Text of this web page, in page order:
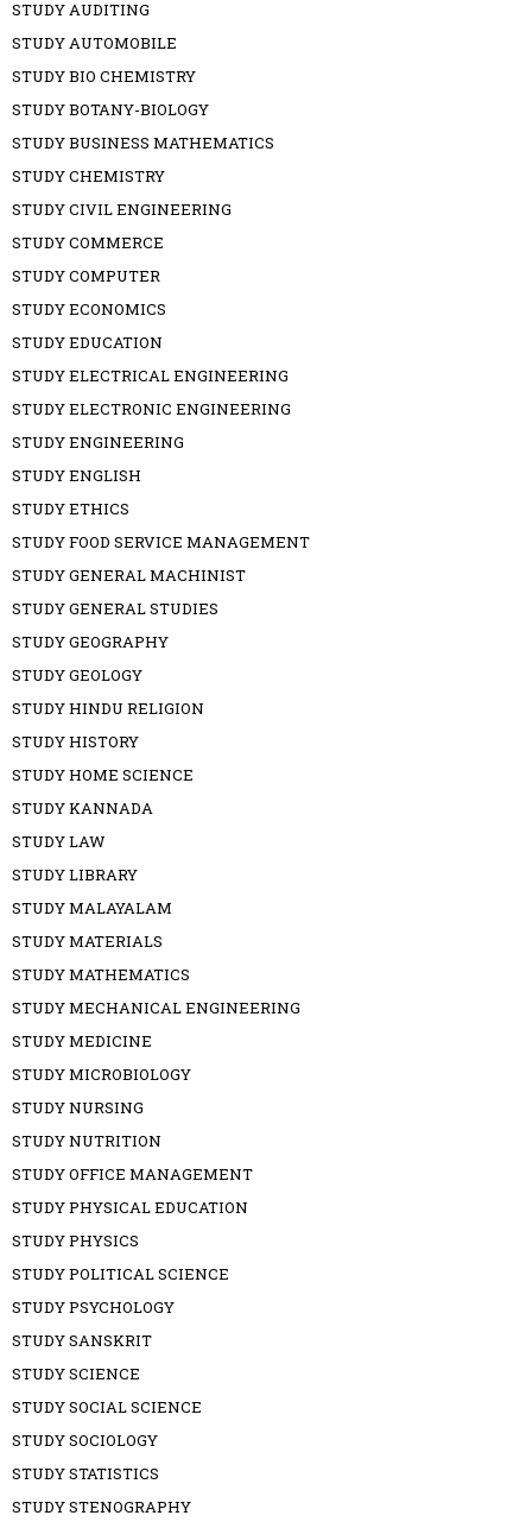
STUDY AUDITING
STUDY AUTOMOBILE
STUDY BIO CHEMISTRY
STUDY BOTANY-BIOLOGY
STUDY BUSINESS MATHEMATICS
STUDY CHEMISTRY
STUDY CIVIL ENGINEERING
STUDY COMMERCE
STUDY COMPUTER
STUDY ECONOMICS
STUDY EDUCATION
STUDY ELECTRICAL ENGINEERING
STUDY ELECTRONIC ENGINEERING
STUDY ENGINEERING
STUDY ENGLISH
STUDY ETHICS
STUDY FOOD SERVICE MANAGEMENT
STUDY GENERAL MACHINIST
STUDY GENERAL STUDIES
STUDY GEOGRAPHY
STUDY GEOLOGY
STUDY HINDU RELIGION
STUDY HISTORY
STUDY HOME SCIENCE
STUDY KANNADA
STUDY LAW
STUDY LIBRARY
STUDY MALAYALAM
STUDY MATERIALS
STUDY MATHEMATICS
STUDY MECHANICAL ENGINEERING
STUDY MEDICINE
STUDY MICROBIOLOGY
STUDY NURSING
STUDY NUTRITION
STUDY OFFICE MANAGEMENT
STUDY PHYSICAL EDUCATION
STUDY PHYSICS
STUDY POLITICAL SCIENCE
STUDY PSYCHOLOGY
STUDY SANSKRIT
STUDY SCIENCE
STUDY SOCIAL SCIENCE
STUDY SOCIOLOGY
STUDY STATISTICS
STUDY STENOGRAPHY